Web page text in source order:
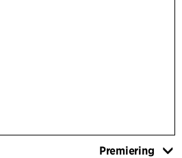
Premiering